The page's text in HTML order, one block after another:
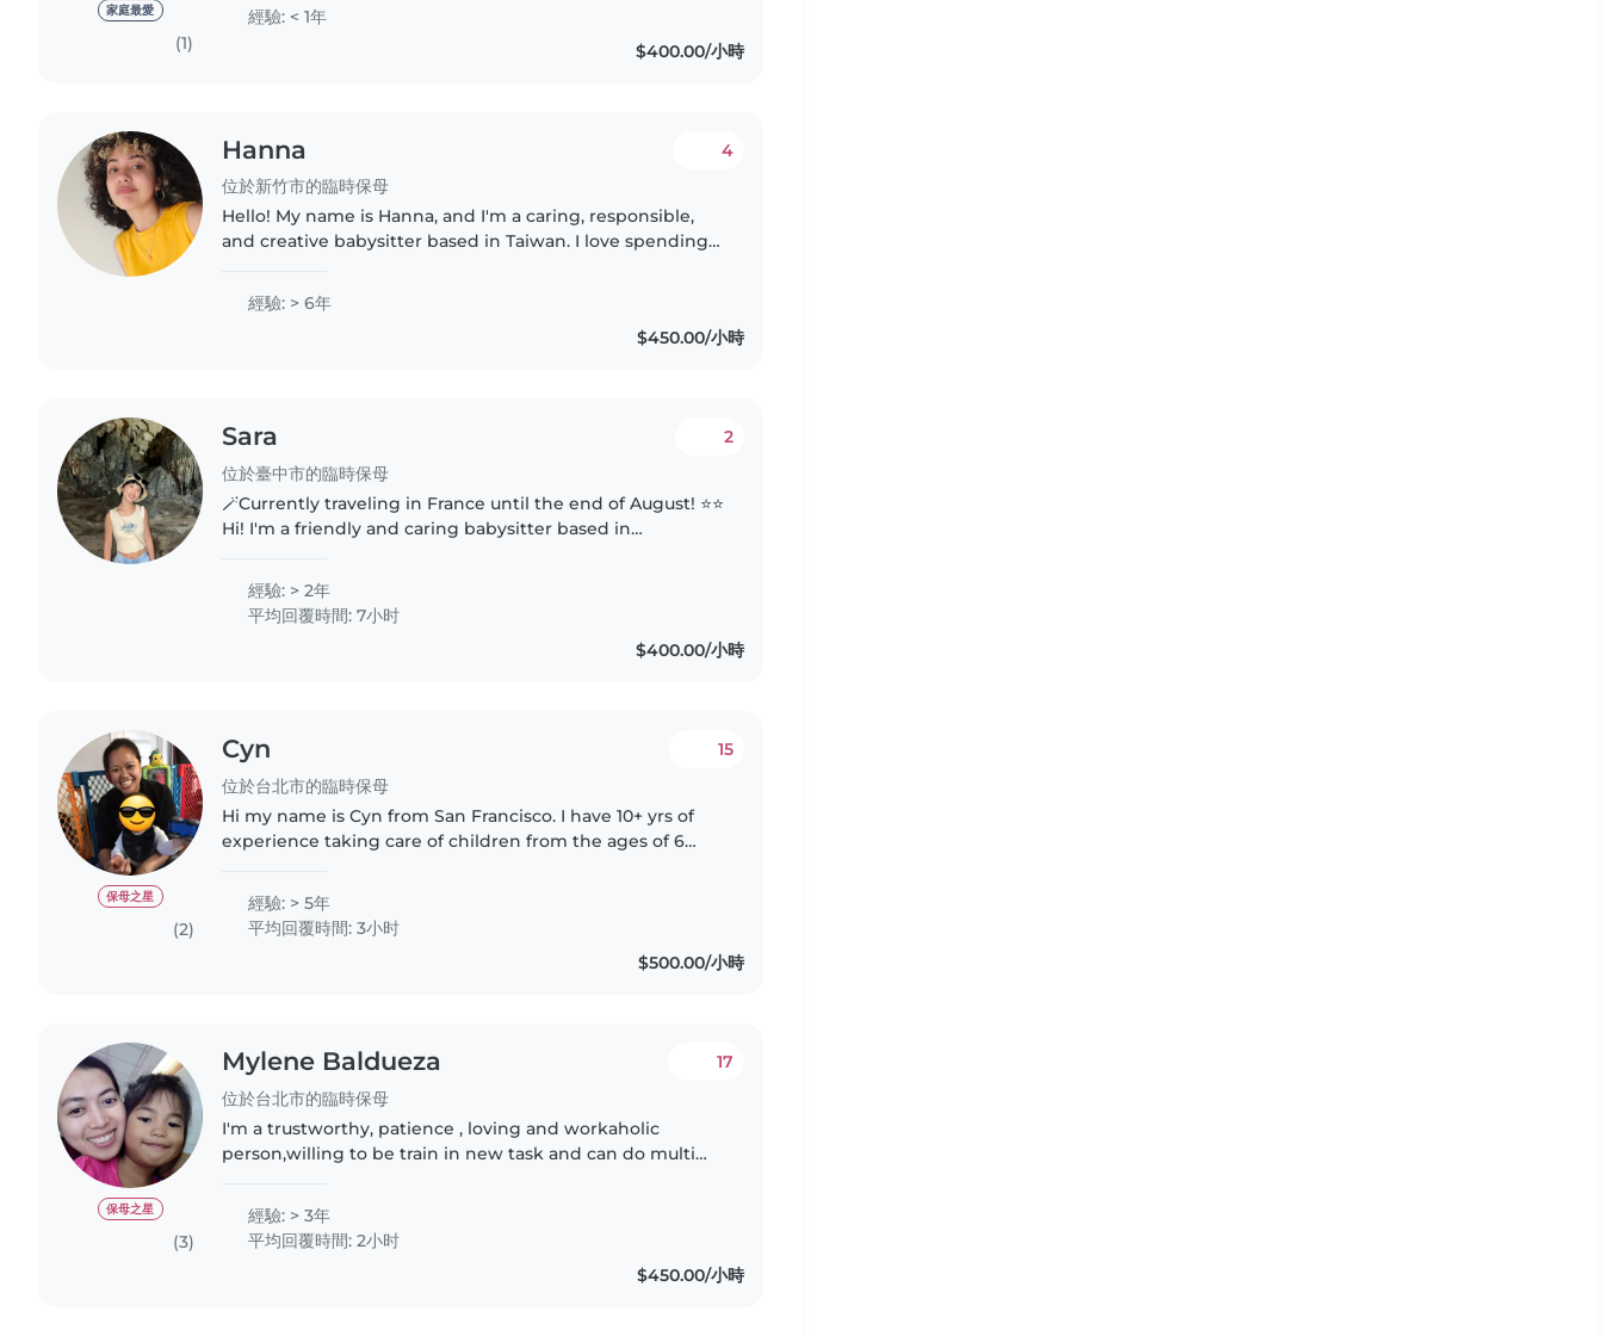
家庭最愛
(1)
經驗: < 1年
$400.00/小時
Hanna
位於新竹市的臨時保母
4
Hello! My name is Hanna, and I'm a caring, responsible,
and creative babysitter based in Taiwan. I love spending
play, learning,..
經驗: > 6年
$450.00/小時
Sara
位於臺中市的臨時保母
2
🪄Currently traveling in France until the end of August! ⭐️⭐️
Hi! I'm a friendly and caring babysitter based in
from 3 years..
經驗: > 2年
平均回覆時間: 7小时
$400.00/小時
保母之星
(2)
Cyn
位於台北市的臨時保母
15
Hi my name is Cyn from San Francisco. I have 10+ yrs of
experience taking care of children from the ages of 6
and taking children..
經驗: > 5年
平均回覆時間: 3小时
$500.00/小時
保母之星
(3)
Mylene Baldueza
位於台北市的臨時保母
17
I'm a trustworthy, patience , loving and workaholic
person,willing to be train in new task and can do multi
especially taking..
經驗: > 3年
平均回覆時間: 2小时
$450.00/小時